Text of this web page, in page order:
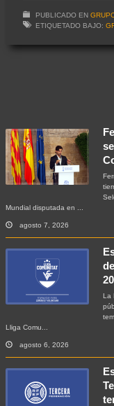
PUBLICADO EN
ETIQUETADO BAJO:
Mundial disputada en ...
agosto 7, 2026
La
Lliga Comu...
agosto 6, 2026